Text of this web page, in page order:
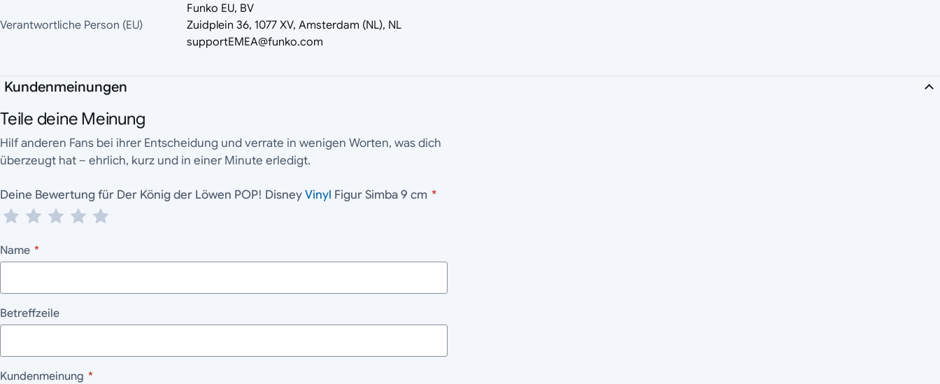
Verantwortliche Person (EU)
Funko EU, BV
Zuidplein 36, 1077 XV, Amsterdam (NL), NL
supportEMEA@funko.com
Kundenmeinungen
Teile deine Meinung
Hilf anderen Fans bei ihrer Entscheidung und verrate in wenigen Worten, was dich
überzeugt hat – ehrlich, kurz und in einer Minute erledigt.
Deine Bewertung für Der König der Löwen POP! DisneyVinyl Figur Simba 9 cm *
Name *
Betreffzeile
Kundenmeinung *